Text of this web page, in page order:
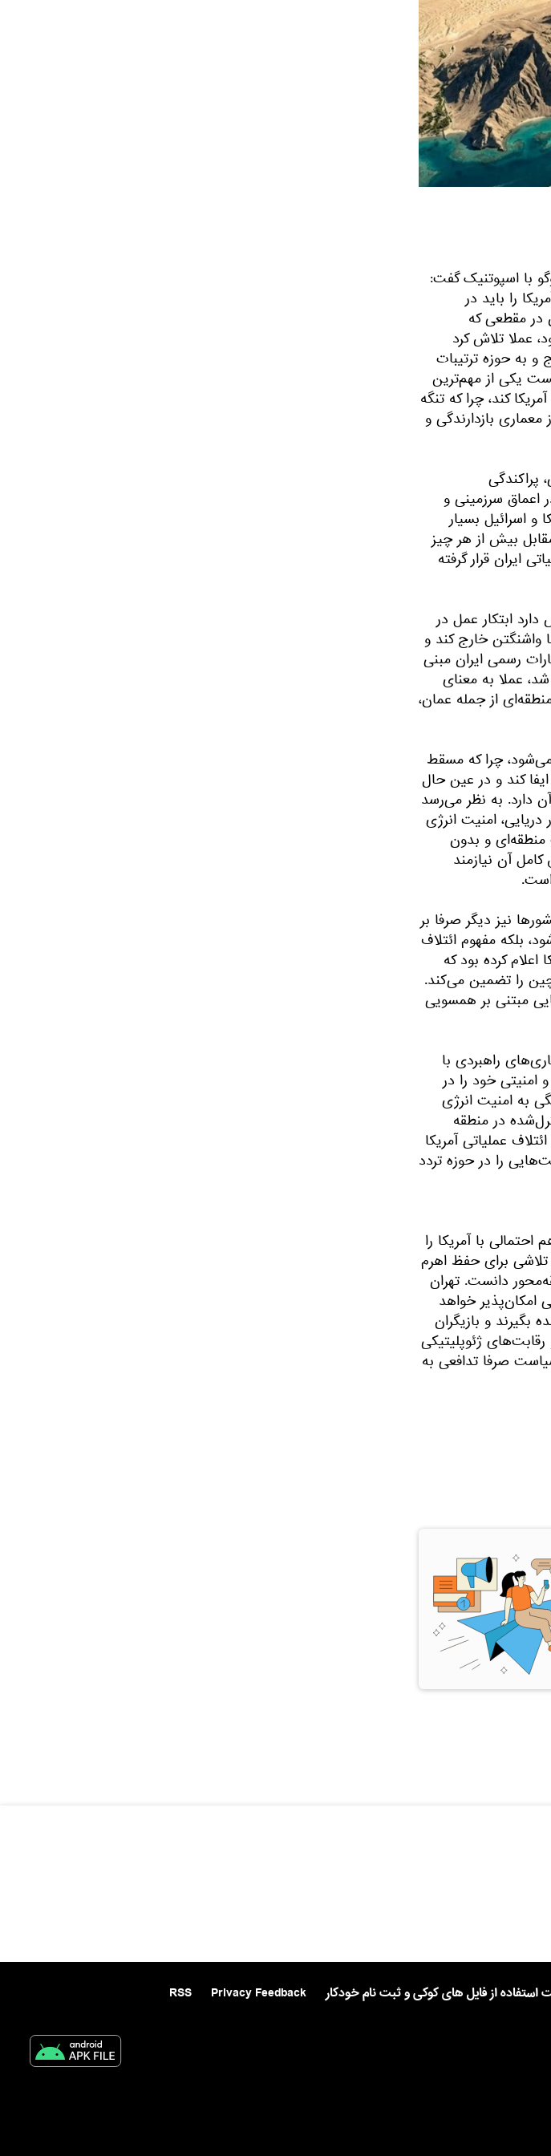
با اسپوتنیک گفت:
را باید در
در مقطعی که
عملا تلاش کرد
و به حوزه ترتیبات
یکی از مهم‌ترین
کند، چرا که تنگه
بازدارندگی و
پراکندگی
سرزمینی و
اسرائیل بسیار
بیش از هر چیز
ایران قرار گرفته
ابتکار عمل در
واشنگتن خارج کند و
رسمی ایران مبنی
عملا به معنای
از جمله عمان،
چرا که مسقط
کند و در عین حال
دارد. به نظر می‌رسد
امنیت انرژی
منطقه‌ای و بدون
آن نیازمند
نیز دیگر صرفا بر
بلکه مفهوم ائتلاف
کرده بود که
را تضمین می‌کند.
مبتنی بر همسویی
راهبردی با
امنیتی خود را در
به امنیت انرژی
در منطقه
عملیاتی آمریکا
را در حوزه تردد
با آمریکا را
تلاشی برای حفظ اهرم
دانست. تهران
امکان‌پذیر خواهد
بگیرند و بازیگران
ژئوپلیتیکی
صرفا تدافعی به
از فایل های کوکی و ثبت نام خودکار Privacy Feedback
RSS